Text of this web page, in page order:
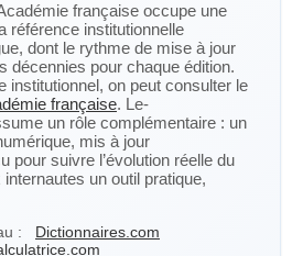
française occupe une
référence institutionnelle
dont le rythme de mise à jour
décennies pour chaque édition.
institutionnel, on peut consulter le
française. Le-
un rôle complémentaire : un
mis à jour
pour suivre l’évolution réelle du
un outil pratique,
:
Dictionnaires.com